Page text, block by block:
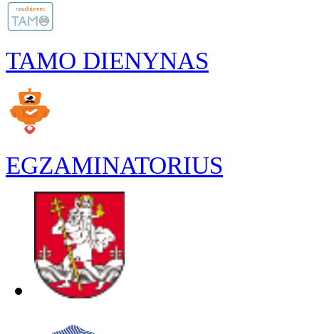
TAMO DIENYNAS
EGZAMINATORIUS